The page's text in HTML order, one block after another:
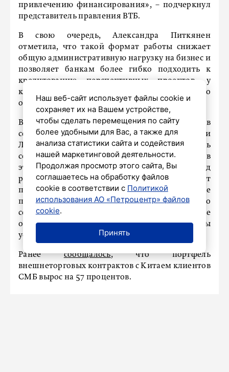
привлечению финансирования», – подчеркнул
представитель правления ВТБ.
В свою очередь, Александра Питкянен
отметила, что такой формат работы снижает
общую административную нагрузку на бизнес и
позволяет банкам более гибко подходить к
кредитованию перспективных проектов, у
которых нет достаточного материального
обеспечения.
ВТБ является одним из ключевых кредиторов
сегмента МСП в Санкт-Петербурге и
Ленинградской области. На сегодняшний день
совокупный кредитный портфель клиентов
этого сегмента в регионе превышает 290 млрд
рублей. Большую часть портфеля формируют
производственные и высокотехнологичные
предприятия, компании строительного
сектора, транспортные и логистические
организации, а также представители сферы
услуг и торговли.
Ранеесообщалось, что портфель
внешнеторговых контрактов с Китаем клиентов
СМБ вырос на 57 процентов.
Наш веб-сайт использует файлы cookie и
сохраняет их на Вашем устройстве,
чтобы сделать перемещения по сайту
более удобными для Вас, а также для
анализа статистики сайта и содействия
нашей маркетинговой деятельности.
Продолжая просмотр этого сайта, Вы
соглашаетесь на обработку файлов
cookie в соответствии с Политикой
использования АО «Петроцентр» файлов
cookie.
Принять